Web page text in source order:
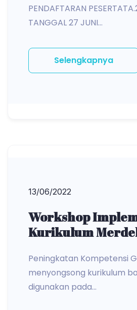
PENDAFTARAN
TANGGAL 27 JUNI...
Selengkapnya
13/06/2022
Workshop
Kurikulum
Peningkatan Kompetensi
menyongsong kurikulum
digunakan pada...